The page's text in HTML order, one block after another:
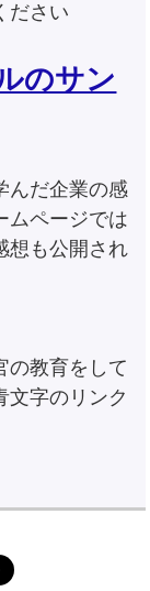
ださい
のサン
んだ企業の感
ムページでは
想も公開され
の教育をして
文字のリンク